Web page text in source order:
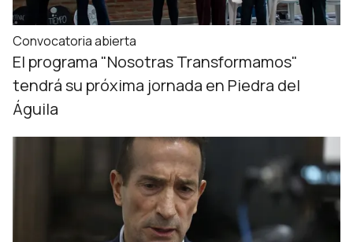
Convocatoria abierta
El programa "Nosotras Transformamos"
tendrá su próxima jornada en Piedra del
Águila